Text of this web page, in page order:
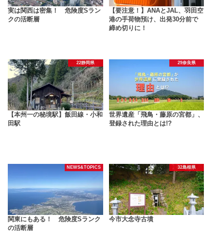
実は関西は密集！ 危険度Sラン
クの活断層
【要注意！】ANAとJAL、羽田空
港の手荷物預け、出発30分前で
締め切りに！
22静岡県
【本州一の秘境駅】飯田線・小和
田駅
29奈良県
世界遺産「飛鳥・藤原の宮都」、
登録された理由とは!?
NEWS&TOPICS
関東にもある！ 危険度Sランク
の活断層
32島根県
今市大念寺古墳